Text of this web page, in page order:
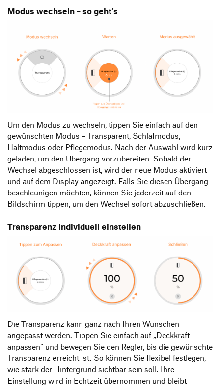
Modus wechseln – so geht’s
Um den Modus zu wechseln, tippen Sie einfach auf den
gewünschten Modus – Transparent, Schlafmodus,
Haltmodus oder Pflegemodus. Nach der Auswahl wird kurz
geladen, um den Übergang vorzubereiten. Sobald der
Wechsel abgeschlossen ist, wird der neue Modus aktiviert
und auf dem Display angezeigt. Falls Sie diesen Übergang
beschleunigen möchten, können Sie jederzeit auf den
Bildschirm tippen, um den Wechsel sofort abzuschließen.
Transparenz individuell einstellen
Die Transparenz kann ganz nach Ihren Wünschen
angepasst werden. Tippen Sie einfach auf „Deckkraft
anpassen“ und bewegen Sie den Regler, bis die gewünschte
Transparenz erreicht ist. So können Sie flexibel festlegen,
wie stark der Hintergrund sichtbar sein soll. Ihre
Einstellung wird in Echtzeit übernommen und bleibt